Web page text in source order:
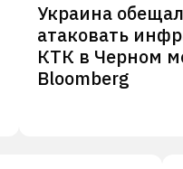
Украина
атаковать
КТК в Черном
Bloomberg